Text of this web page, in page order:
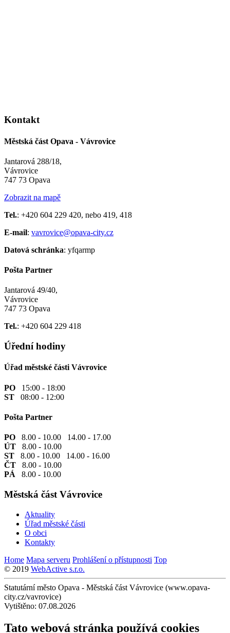
Kontakt
Městská část Opava - Vávrovice
Jantarová 288/18,
Vávrovice
747 73 Opava
Zobrazit na mapě
Tel.: +420 604 229 420, nebo 419, 418
E-mail: vavrovice@opava-city.cz
Datová schránka: yfqarmp
Pošta Partner
Jantarová 49/40,
Vávrovice
747 73 Opava
Tel.: +420 604 229 418
Úřední hodiny
Úřad městské části Vávrovice
PO 15:00 - 18:00
ST 08:00 - 12:00
Pošta Partner
PO 8.00 - 10.00 14.00 - 17.00
ÚT 8.00 - 10.00
ST 8.00 - 10.00 14.00 - 16.00
ČT 8.00 - 10.00
PÁ 8.00 - 10.00
Městská část Vávrovice
Aktuality
Úřad městské části
O obci
Kontakty
Home Mapa serveru Prohlášení o přístupnosti Top
© 2019 WebActive s.r.o.
Statutární město Opava - Městská část Vávrovice (www.opava-
city.cz/vavrovice)
Vytištěno: 07.08.2026
Tato webová stránka používá cookies